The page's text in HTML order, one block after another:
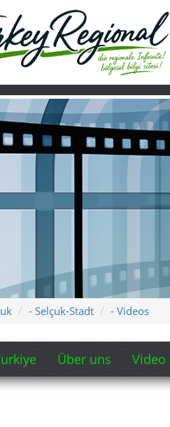
- Selçuk-Stadt - Videos
Über uns Video